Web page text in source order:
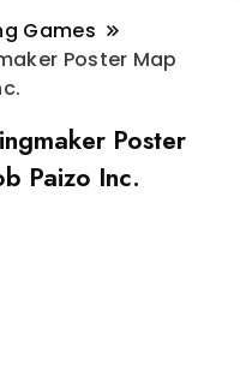
Games
Poster Map
Poster
Paizo Inc.